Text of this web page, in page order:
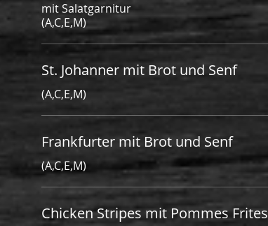
mit Salatgarnitur
(A,C,E,M)
St. Johanner mit Brot und Senf
(A,C,E,M)
Frankfurter mit Brot und Senf
(A,C,E,M)
Chicken Stripes mit Pommes Frites